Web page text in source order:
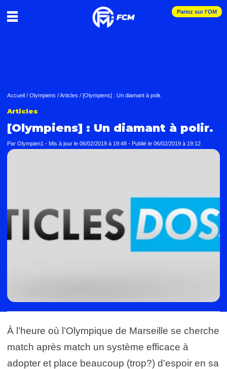
Pariez sur l'OM
Accueil / Olympiens /Articles / [Olympiens] : Un diamant à polir.
Articles
[Olympiens] : Un diamant à polir.
Par Olympien1 - Mis à jour le 06/02/2019 à 19:48 - Publié le 06/02/2019 à 19:12
À l’heure où l’Olympique de Marseille se cherche
match après match un système efficace à
adopter et place beaucoup (trop?) d’espoir en sa